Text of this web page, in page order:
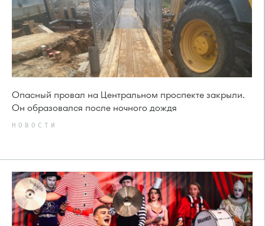
Опасный провал на Центральном проспекте закрыли.
Он образовался после ночного дождя
НОВОСТИ